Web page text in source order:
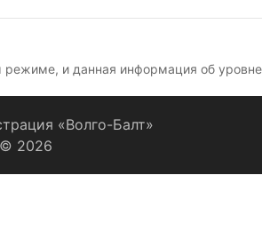
и данная информация об
«Волго-Балт»
© 2026